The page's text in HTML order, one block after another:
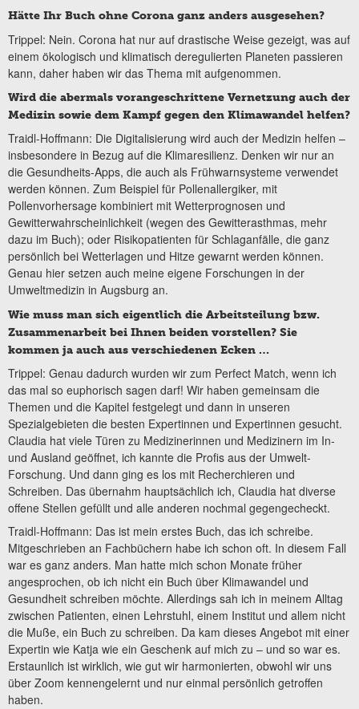
Hätte Ihr Buch ohne Corona ganz anders ausgesehen?
Trippel: Nein. Corona hat nur auf drastische Weise gezeigt, was auf
einem ökologisch und klimatisch deregulierten Planeten passieren
kann, daher haben wir das Thema mit aufgenommen.
Wird die abermals vorangeschrittene Vernetzung auch der
Medizin sowie dem Kampf gegen den Klimawandel helfen?
Traidl-Hoffmann: Die Digitalisierung wird auch der Medizin helfen –
insbesondere in Bezug auf die Klimaresilienz. Denken wir nur an
die Gesundheits-Apps, die auch als Frühwarnsysteme verwendet
werden können. Zum Beispiel für Pollenallergiker, mit
Pollenvorhersage kombiniert mit Wetterprognosen und
Gewitterwahrscheinlichkeit (wegen des Gewitterasthmas, mehr
dazu im Buch); oder Risikopatienten für Schlaganfälle, die ganz
persönlich bei Wetterlagen und Hitze gewarnt werden können.
Genau hier setzen auch meine eigene Forschungen in der
Umweltmedizin in Augsburg an.
Wie muss man sich eigentlich die Arbeitsteilung bzw.
Zusammenarbeit bei Ihnen beiden vorstellen? Sie
kommen ja auch aus verschiedenen Ecken …
Trippel: Genau dadurch wurden wir zum Perfect Match, wenn ich
das mal so euphorisch sagen darf! Wir haben gemeinsam die
Themen und die Kapitel festgelegt und dann in unseren
Spezialgebieten die besten Expertinnen und Expertinnen gesucht.
Claudia hat viele Türen zu Medizinerinnen und Medizinern im In-
und Ausland geöffnet, ich kannte die Profis aus der Umwelt-
Forschung. Und dann ging es los mit Recherchieren und
Schreiben. Das übernahm hauptsächlich ich, Claudia hat diverse
offene Stellen gefüllt und alle anderen nochmal gegengecheckt.
Traidl-Hoffmann: Das ist mein erstes Buch, das ich schreibe.
Mitgeschrieben an Fachbüchern habe ich schon oft. In diesem Fall
war es ganz anders. Man hatte mich schon Monate früher
angesprochen, ob ich nicht ein Buch über Klimawandel und
Gesundheit schreiben möchte. Allerdings sah ich in meinem Alltag
zwischen Patienten, einen Lehrstuhl, einem Institut und allem nicht
die Muße, ein Buch zu schreiben. Da kam dieses Angebot mit einer
Expertin wie Katja wie ein Geschenk auf mich zu – und so war es.
Erstaunlich ist wirklich, wie gut wir harmonierten, obwohl wir uns
über Zoom kennengelernt und nur einmal persönlich getroffen
haben.